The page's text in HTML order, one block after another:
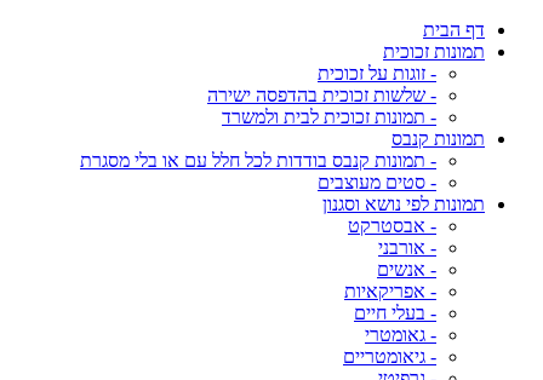
דף הבית
תמונות זכוכית
- זוגות על זכוכית
- שלשות זכוכית בהדפסה ישירה
- תמונות זכוכית לבית ולמשרד
תמונות קנבס
- תמונות קנבס בודדות לכל חלל עם או בלי מסגרת
- סטים מעוצבים
תמונות לפי נושא וסגנון
- אבסטרקט
- אורבני
- אנשים
- אפריקאיות
- בעלי חיים
- גאומטרי
- גיאומטריים